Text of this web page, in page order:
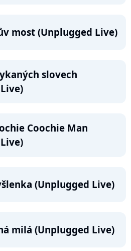
most (Unplugged Live)
slovech
Coochie Man
(Unplugged Live)
milá (Unplugged Live)